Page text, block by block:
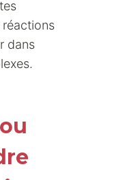
réactions
dans